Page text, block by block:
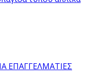
ΕΠΑΓΓΕΛΜΑΤΙΕΣ